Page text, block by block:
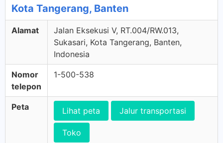
Kota Tangerang, Banten
Alamat
Jalan Eksekusi V, RT.004/RW.013,
Sukasari, Kota Tangerang, Banten,
Indonesia
Nomor
telepon
1-500-538
Peta Lihat peta Jalur transportasi
Toko